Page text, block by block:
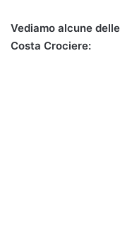
Vediamo alcune
Costa Crociere: